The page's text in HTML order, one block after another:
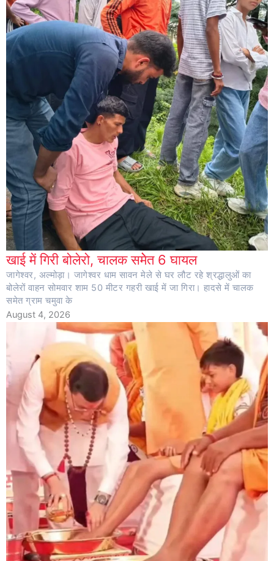
खाई में गिरी बोलेरो, चालक समेेत 6 घायल
जागेश्वर, अल्मोड़ा। जागेश्वर धाम सावन मेले से घर लौट रहे श्रद्धालुओं का
बोलेरों वाहन सोमवार शाम 50 मीटर गहरी खाई में जा गिरा। हादसे में चालक
समेत ग्राम चमुवा के
August 4, 2026